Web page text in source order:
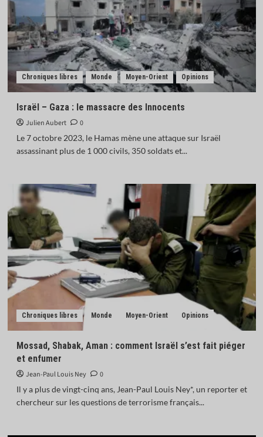
Chroniques libres Monde Moyen-Orient Opinions
Israël – Gaza : le massacre des Innocents
Julien Aubert
0
Le 7 octobre 2023, le Hamas mène une attaque sur Israël
assassinant plus de 1 000 civils, 350 soldats et...
Chroniques libres Monde Moyen-Orient Opinions
Mossad, Shabak, Aman : comment Israël s’est fait piéger
et enfumer
Jean-Paul Louis Ney
0
Il y a plus de vingt-cinq ans, Jean-Paul Louis Ney*, un reporter et
chercheur sur les questions de terrorisme français...